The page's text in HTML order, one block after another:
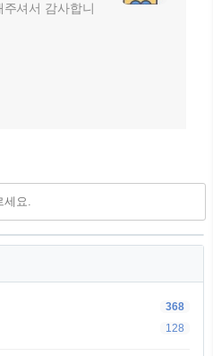
셔서 감사합니
368
128